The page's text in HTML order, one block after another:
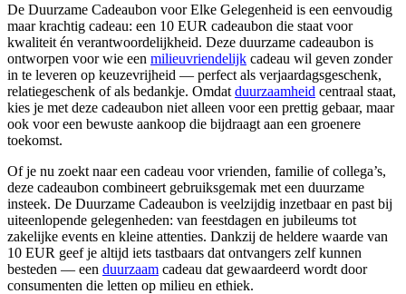
De Duurzame Cadeaubon voor Elke Gelegenheid is een eenvoudig
maar krachtig cadeau: een 10 EUR cadeaubon die staat voor
kwaliteit én verantwoordelijkheid. Deze duurzame cadeaubon is
ontworpen voor wie een milieuvriendelijk cadeau wil geven zonder
in te leveren op keuzevrijheid — perfect als verjaardagsgeschenk,
relatiegeschenk of als bedankje. Omdat duurzaamheid centraal staat,
kies je met deze cadeaubon niet alleen voor een prettig gebaar, maar
ook voor een bewuste aankoop die bijdraagt aan een groenere
toekomst.
Of je nu zoekt naar een cadeau voor vrienden, familie of collega’s,
deze cadeaubon combineert gebruiksgemak met een duurzame
insteek. De Duurzame Cadeaubon is veelzijdig inzetbaar en past bij
uiteenlopende gelegenheden: van feestdagen en jubileums tot
zakelijke events en kleine attenties. Dankzij de heldere waarde van
10 EUR geef je altijd iets tastbaars dat ontvangers zelf kunnen
besteden — een duurzaam cadeau dat gewaardeerd wordt door
consumenten die letten op milieu en ethiek.